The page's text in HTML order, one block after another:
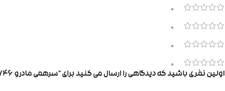
0
0
0
0
اولین نفری باشید که دیدگاهی را ارسال می کنید برای “سرهمی مادرو ۷۴۶”